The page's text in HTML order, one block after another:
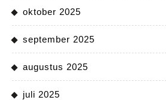
oktober 2025
september 2025
augustus 2025
juli 2025